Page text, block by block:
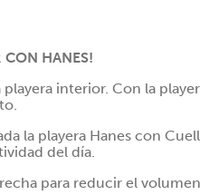
CON HANES!
playera interior. Con la
la playera Hanes con
del día.
para reducir el